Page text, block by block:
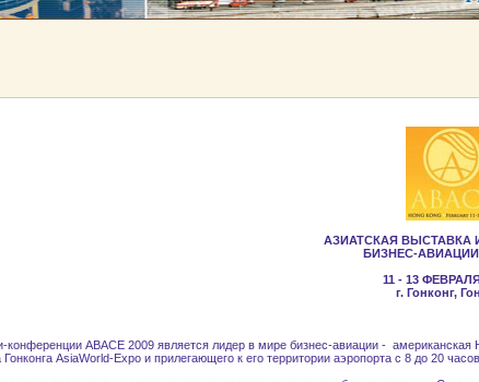
АЗИАТСКАЯ ВЫСТАВКА
БИЗНЕС-
11 - 13
г. Гонконг,
конференции ABACE 2009 является лидер в мире бизнес-авиации -
AsiaWorld-Expo и прилегающего к его территории аэропорта с 8 до 20 часов.